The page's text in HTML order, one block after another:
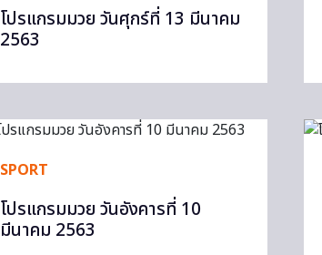
โปรแกรมมวย วันศุกร์ที่ 13 มีนาคม
2563
SPORT
โปรแกรมมวย วันอังคารที่ 10
มีนาคม 2563